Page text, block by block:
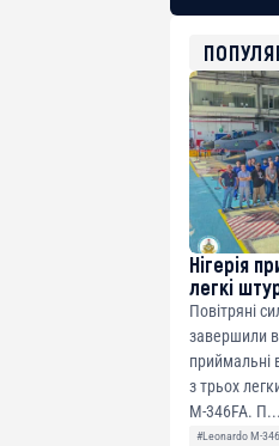
USDT
ETH
Нігерія
легкі
Повітряні
завершили в
приймальні
з трьох
M-346FA. П...
#Leonardo M-346